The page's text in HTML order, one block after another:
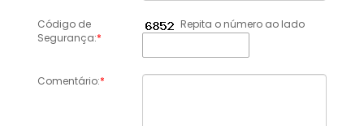
Código de
Segurança:*
Repita o número ao lado
Comentário:*